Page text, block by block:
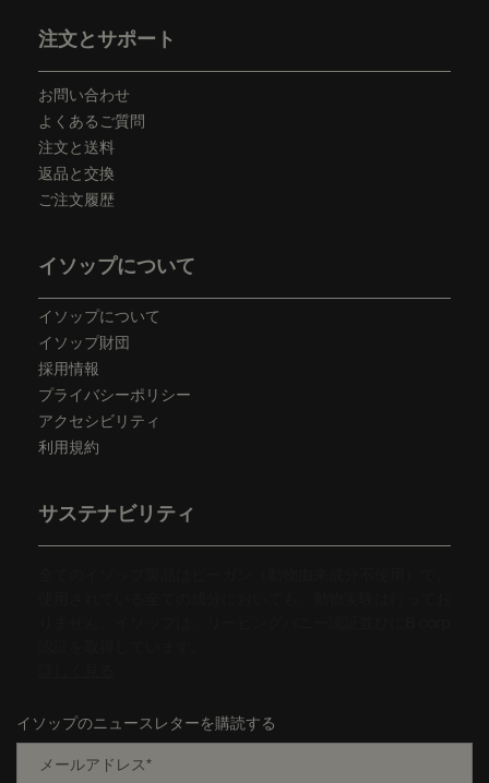
注文とサポート
お問い合わせ
よくあるご質問
注文と送料
返品と交換
ご注文履歴
イソップについて
イソップについて
イソップ財団
採用情報
プライバシーポリシー
アクセシビリティ
利用規約
サステナビリティ
イソップのニュースレターを購読する
メールアドレス*